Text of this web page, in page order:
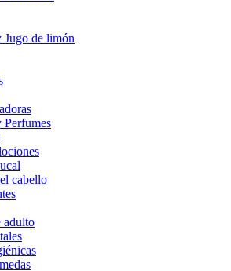
Jugo de limón
Perfumes
cabello
adulto